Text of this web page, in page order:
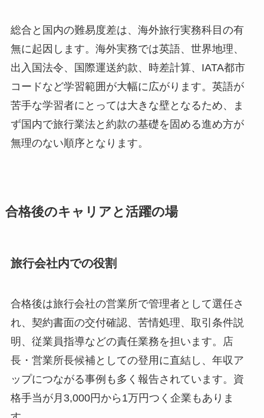
総合と国内の難易度差は、海外旅行実務科目の有
無に起因します。海外実務では英語、世界地理、
出入国法令、国際運送約款、時差計算、IATA都市
コードなど学習範囲が大幅に広がります。英語が
苦手な学習者にとっては大きな壁となるため、ま
ず国内で旅行業法と約款の基礎を固める進め方が
無理のない順序となります。
合格後のキャリアと活躍の場
旅行会社内での役割
合格後は旅行会社の営業所で管理者として選任さ
れ、契約書面の交付確認、苦情処理、取引条件説
明、従業員指導などの責任業務を担います。店
長・営業所長候補としての登用に直結し、年収ア
ップにつながる事例も多く報告されています。資
格手当が月3,000円から1万円つく企業もありま